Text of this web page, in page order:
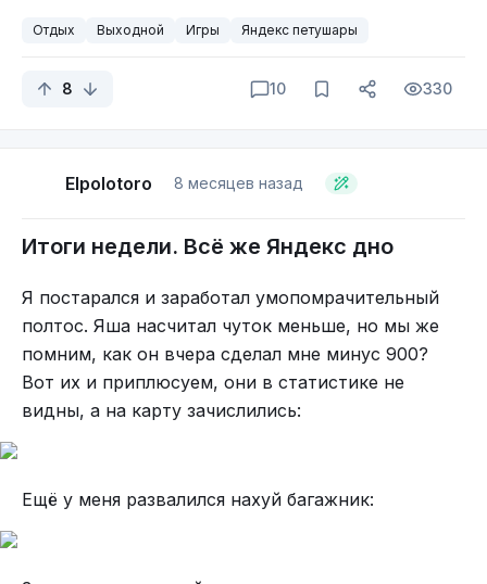
Отдых Выходной Игры Яндекс петушары
8 10 330
Elpolotoro 8 месяцев назад
Итоги недели. Всё же Яндекс дно
Я постарался и заработал умопомрачительный
полтос. Яша насчитал чуток меньше, но мы же
помним, как он вчера сделал мне минус 900?
Вот их и приплюсуем, они в статистике не
видны, а на карту зачислились:
Ещё у меня развалился нахуй багажник: